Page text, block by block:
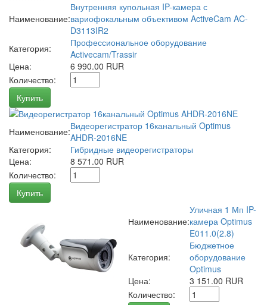
Наименование:
Внутренняя купольная IP-камера с
вариофокальным объективом ActiveCam AC-
D3113IR2
Категория:
Профессиональное оборудование
Activecam/Trassir
Цена:
6 990.00 RUR
Количество:
Купить
Наименование:Видеорегистратор 16канальный Optimus
AHDR-2016NE
Категория:
Гибридные видеорегистраторы
Цена:
8 571.00 RUR
Количество:
Купить
Наименование:
Уличная 1 Мп IP-
камера Optimus
E011.0(2.8)
Категория:
Бюджетное
оборудование
Optimus
Цена:
3 151.00 RUR
Количество: